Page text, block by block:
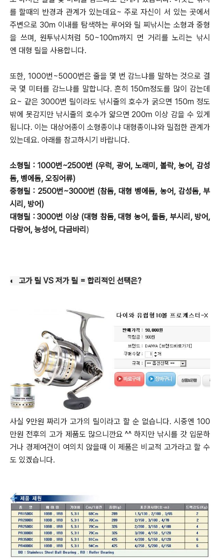
를 할때의 반경과 관계가 있는데요~ 주로 자신이 서 있는 곳에서
주변으로 30m 이내를 탐색하는 루어와 릴 찌낚시는 소형과 중형
을 쓰며, 원투낚시처럼 50~100m까지 먼 거리를 노리는 낚시
엔 대형 릴을 사용합니다.
또한, 1000번~5000번은 줄을 몇 번 감느냐를 말하는 것으로 결
국 몇 미터를 감느냐를 말합니다. 흔히 150m정도를 많이 감는데
요~ 같은 3000번 릴이라도 낚시줄의 호수가 굵으면 150m 정도
밖에 못감지만 낚시줄의 호수가 얇으면 200m 이상 감을 수 있게
됩니다. 이는 대상어종이 소형종이냐 대형종이냐와 밀접한 관계가
있는데요. 아래를 참고하시기 바랍니다.
소형릴 : 1000번~2500번 (우럭, 광어, 노래미, 볼락, 농어, 감성
돔, 벵에돔, 오징어류)
중형릴 : 2500번~3000번 (참돔, 대형 벵에돔, 농어, 감성돔, 부
시리, 방어)
대형릴 : 3000번 이상 (대형 참돔, 대형 농어, 돌돔, 부시리, 방어,
다랑어, 능성어, 다금바리 )
◐ 고가 릴 VS 저가 릴 = 합리적인 선택은?
사실 9만원 짜리가 고가의 릴이라고 할 순 없습니다. 시중엔 100
만원 전후의 고가 제품도 많으니깐요 ^^하지만 낚시를 갓 입문하
거나 경제여건이 여의치 않을때 이 제품은 비교적 고가라고 할 수
도 있겠습니다.